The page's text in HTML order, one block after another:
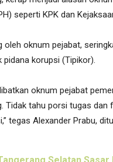
seperti KPK dan
oleh oknum pejabat,
pidana korupsi (Tipikor).
oknum pejabat
Tidak tahu porsi tugas
tegas Alexander Prabu,